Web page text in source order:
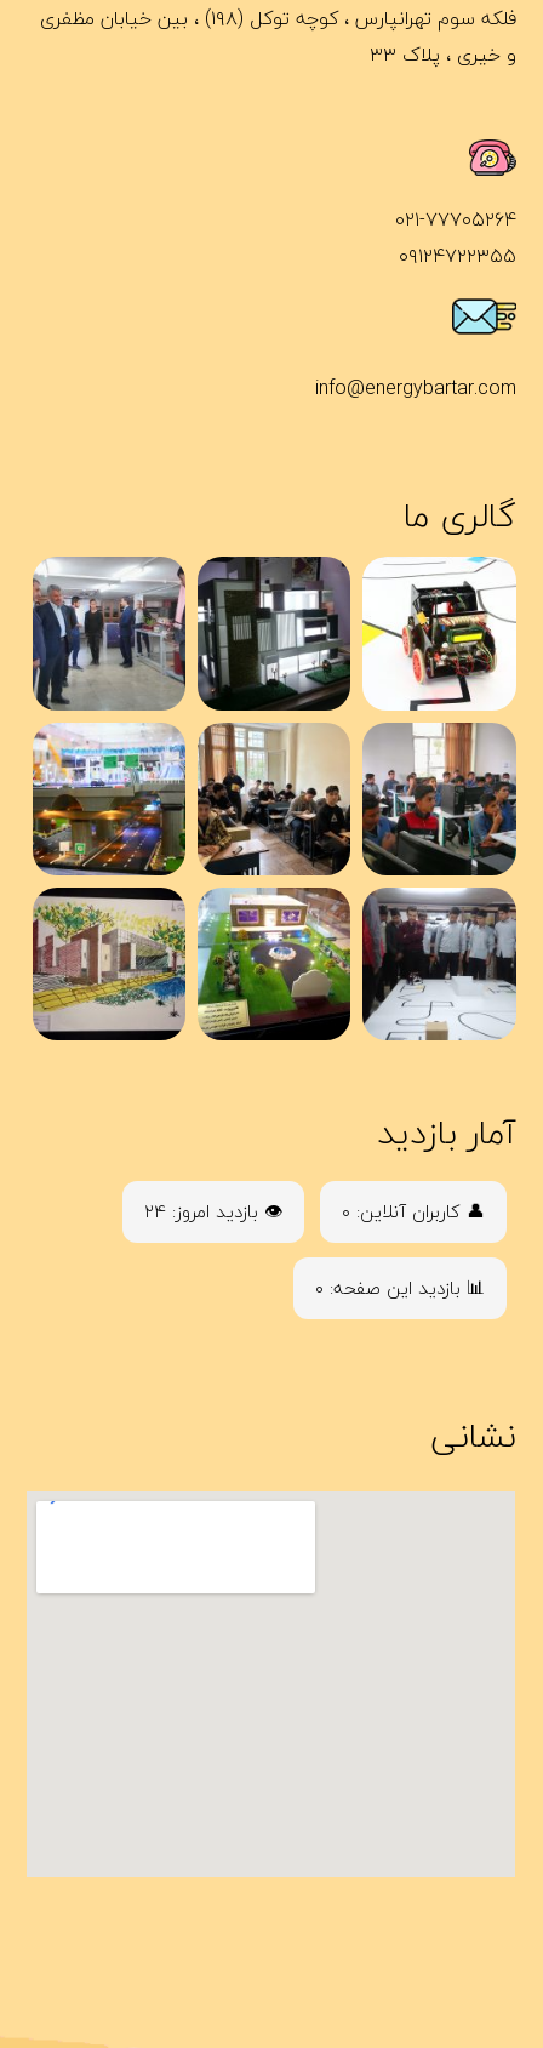
فلکه سوم تهرانپارس ، کوچه توکل (۱۹۸) ، بین خیابان مظفری
و خیری ، پلاک ۳۳
۰۲۱-۷۷۷۰۵۲۶۴
۰۹۱۲۴۷۲۲۳۵۵
info@energybartar.com
گالری ما
آمار بازدید
👤 کاربران آنلاین: ۰ 👁 بازدید امروز: ۲۴
📊 بازدید این صفحه: ۰
نشانی